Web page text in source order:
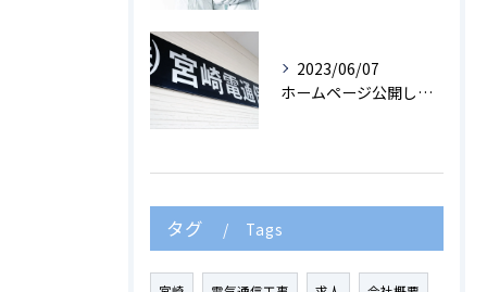
2023/06/07
ホームページ公開しました。
タグ Tags